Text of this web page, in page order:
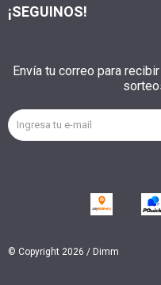
Envía tu correo para
¡SEGUINOS!
© Copyright 2026 / Dimm